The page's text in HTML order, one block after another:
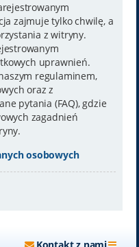
zajmuje tylko chwilę, a
z witryny.
uprawnień.
regulaminem,
oraz z
pytania (FAQ), gdzie
zagadnień
osobowych
Kontakt z nami